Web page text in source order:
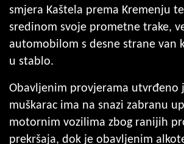
smjera Kaštela prema Kremenju
sredinom svoje prometne trake,
automobilom s desne strane van
u stablo.
Obavljenim provjerama utvrđeno
muškarac ima na snazi zabranu
motornim vozilima zbog ranijih
prekršaja, dok je obavljenim